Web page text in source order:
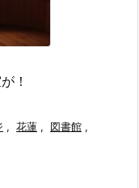
！
, 花蓮 , 図書館 ,